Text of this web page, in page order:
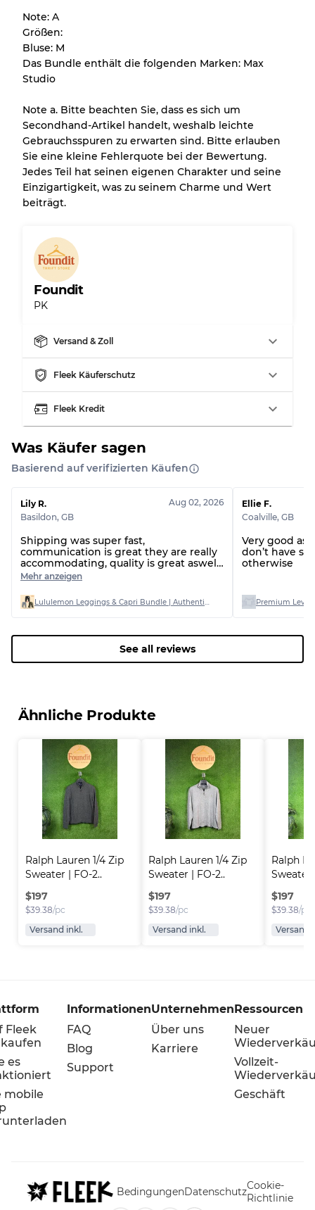
jedes Artikels vor dem Kauf nachvollziehen
können.
Es gibt eine Fehlermarge von bis zu
Unser 3-Stufen-System
Note AFast neu, leichte Abnutzung
Note C
Aufteilung für gemischte Ratios
Note BC
60% B, 40% C
Note ABC
30% A, 40% B, 30% C
Note: A
Größen:
Bluse: M
Das Bundle enthält die folgenden Marken: Max
Studio
Note a. Bitte beachten Sie, dass es sich um
Secondhand-Artikel handelt, weshalb leichte
Gebrauchsspuren zu erwarten sind. Bitte erlauben
Sie eine kleine Fehlerquote bei der Bewertung.
Jedes Teil hat seinen eigenen Charakter und seine
Einzigartigkeit, was zu seinem Charme und Wert
beiträgt.
Foundit
PK
Versand & Zoll
Fleek Käuferschutz
Fleek Kredit
Was Käufer sagen
Basierend auf verifizierten Käufen
Lily R.
Basildon, GB
Aug 02, 2026
Shipping was super fast,
communication is great they are really
accommodating, quality is great aswell
I bought AB graded and only one item
had a stain on out of 20
Mehr anzeigen
Ellie F.
Coalville, GB
Very good as
don’t have
otherwise
Premium
See all reviews
Ähnliche Produkte
Ralph Lauren 1/4 Zip
Sweater | FO-2..
$197
$39.38/pc
Versand inkl.
Ralph Lauren 1/4 Zip
Sweater | FO-2..
$197
$39.38/pc
Versand inkl.
Ralph
Sweater
$197
$39.38/pc
Versand
Fleek
es
mobile
Informationen
FAQ
Blog
Support
Unternehmen
Über uns
Karriere
Ressourcen
Neuer
Vollzeit-
Geschäft
BedingungenDatenschutzCookie-
Richtlinie